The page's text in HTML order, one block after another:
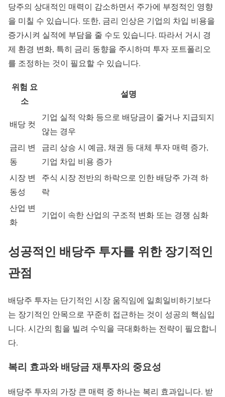
당주의 상대적인 매력이 감소하면서 주가에 부정적인 영향
을 미칠 수 있습니다. 또한, 금리 인상은 기업의 차입 비용을
증가시켜 실적에 부담을 줄 수도 있습니다. 따라서 거시 경
제 환경 변화, 특히 금리 동향을 주시하며 투자 포트폴리오
를 조정하는 것이 필요할 수 있습니다.
위험 요
소
설명
배당 컷
기업 실적 악화 등으로 배당금이 줄거나 지급되지
않는 경우
금리 변
동
금리 상승 시 예금, 채권 등 대체 투자 매력 증가,
기업 차입 비용 증가
시장 변
동성
주식 시장 전반의 하락으로 인한 배당주 가격 하
락
산업 변
화
기업이 속한 산업의 구조적 변화 또는 경쟁 심화
성공적인 배당주 투자를 위한 장기적인
관점
배당주 투자는 단기적인 시장 움직임에 일희일비하기보다
는 장기적인 안목으로 꾸준히 접근하는 것이 성공의 핵심입
니다. 시간의 힘을 빌려 수익을 극대화하는 전략이 필요합니
다.
복리 효과와 배당금 재투자의 중요성
배당주 투자의 가장 큰 매력 중 하나는 복리 효과입니다. 받